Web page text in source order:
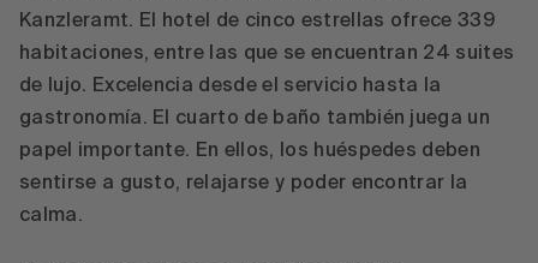
Kanzleramt. El hotel de cinco estrellas ofrece 339
habitaciones, entre las que se encuentran 24 suites
de lujo. Excelencia desde el servicio hasta la
gastronomía. El cuarto de baño también juega un
papel importante. En ellos, los huéspedes deben
sentirse a gusto, relajarse y poder encontrar la
calma.